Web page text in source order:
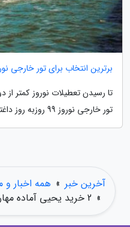
برترین انتخاب برای تور خارجی
تا رسیدن تعطیلات نوروز کمتر از
تور خارجی نوروز 99 روزبه روز داغتر می گردد.
آخرین خبر » همه اخبار و
» 2 خرید یحیی آماده مهار 2 خارجی فرهاد